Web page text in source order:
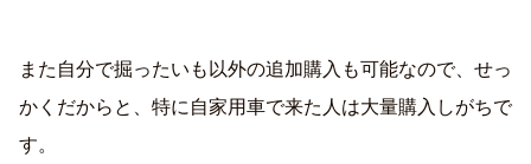
また自分で掘ったいも以外の追加購入も可能なので、せっ
かくだからと、特に自家用車で来た人は大量購入しがちで
す。